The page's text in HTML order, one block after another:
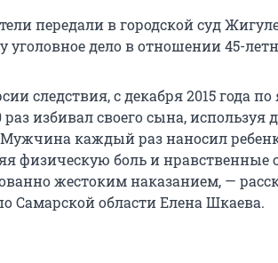
передали в городской суд
уголовное дело в отношении 45-
следствия, с декабря 2015 года
раз избивал своего сына,
каждый раз наносил
физическую боль и нравственные
жестоким наказанием, —
Самарской области Елена Шкаева.